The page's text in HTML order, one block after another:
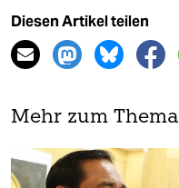
Diesen Artikel teilen
Mehr zum Thema